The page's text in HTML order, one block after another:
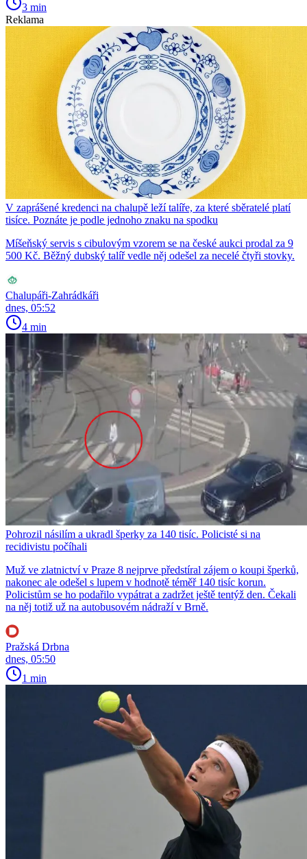
3 min
Reklama
V zaprášené kredenci na chalupě leží talíře, za které sběratelé platí
tisíce. Poznáte je podle jednoho znaku na spodku
Míšeňský servis s cibulovým vzorem se na české aukci prodal za 9
500 Kč. Běžný dubský talíř vedle něj odešel za necelé čtyři stovky.
Chalupáři-Zahrádkáři
dnes, 05:52
4 min
Pohrozil násilím a ukradl šperky za 140 tisíc. Policisté si na
recidivistu počíhali
Muž ve zlatnictví v Praze 8 nejprve předstíral zájem o koupi šperků,
nakonec ale odešel s lupem v hodnotě téměř 140 tisíc korun.
Policistům se ho podařilo vypátrat a zadržet ještě tentýž den. Čekali
na něj totiž už na autobusovém nádraží v Brně.
Pražská Drbna
dnes, 05:50
1 min